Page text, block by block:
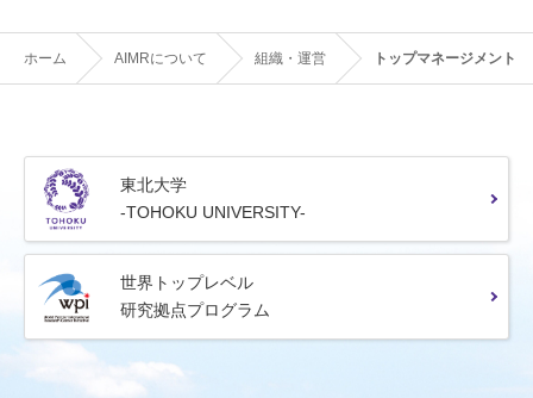
ホーム AIMRについて 組織・運営 トップマネージメント
東北大学
-TOHOKU UNIVERSITY-
世界トップレベル
研究拠点プログラム